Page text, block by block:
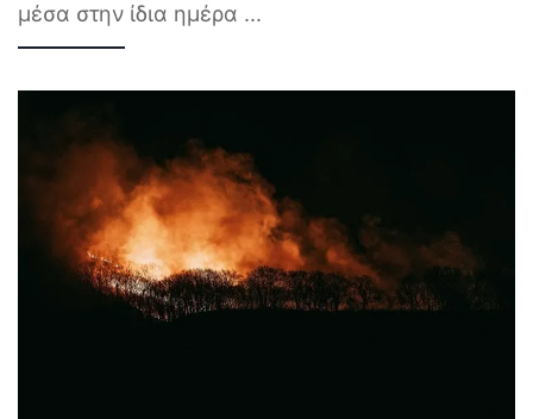
μέσα στην ίδια ημέρα ...